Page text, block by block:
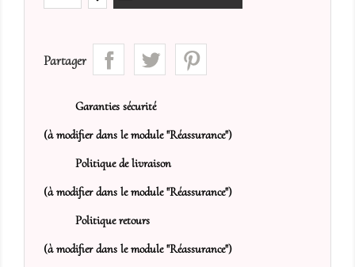
Partager
Garanties sécurité
(à modifier dans le module "Réassurance")
Politique de livraison
(à modifier dans le module "Réassurance")
Politique retours
(à modifier dans le module "Réassurance")